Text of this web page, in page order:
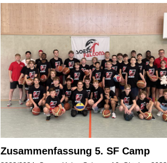
Zusammenfassung 5. SF Camp